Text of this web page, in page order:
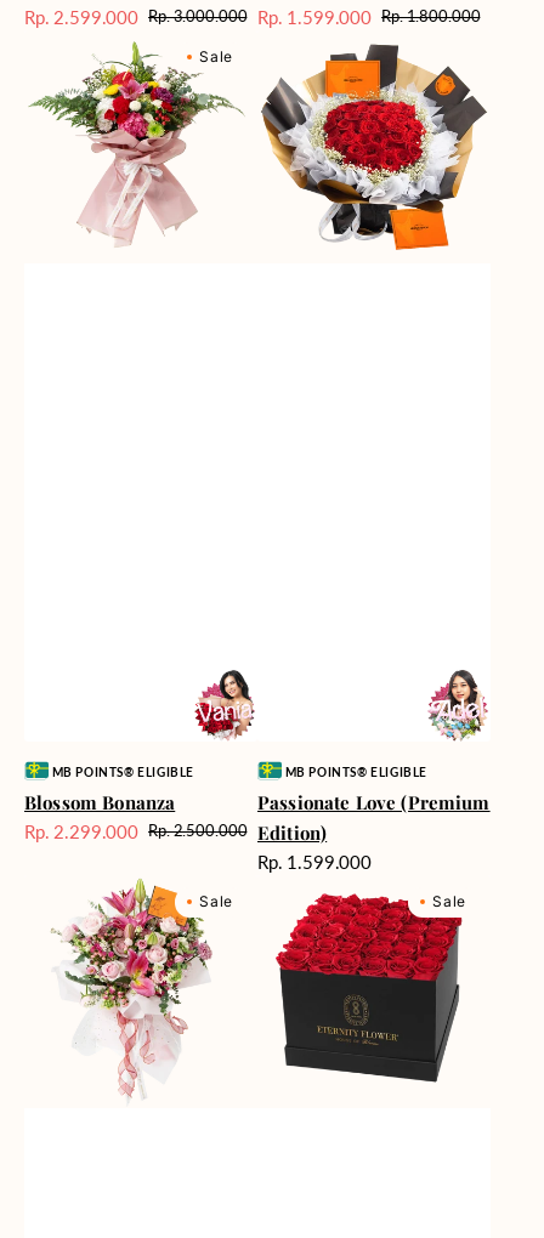
Harga
Rp. 2.599.000 Harga
reguler
Rp. 3.000.000
Harga
Rp. 1.599.000 Harga
reguler
Rp. 1.800.000
Sale
Vendor:MB POINTS® ELIGIBLE
Blossom Bonanza
Harga
Rp. 2.299.000 Harga
Rp. 2.500.000
(Premium
Edition)
Vendor:MB POINTS® ELIGIBLE
Passionate Love (Premium
Edition)
Harga
Rp. 1.599.000
Sale
Supreme
Sale